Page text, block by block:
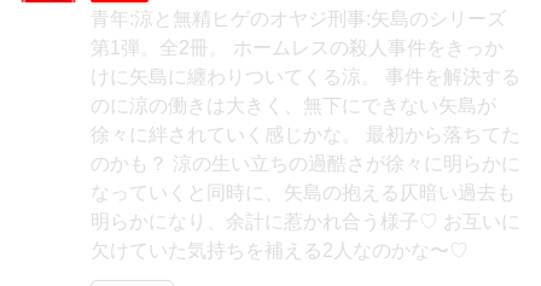
青年:涼と無精ヒゲのオヤジ刑事:矢島のシリーズ
第1弾。全2冊。 ホームレスの殺人事件をきっか
けに矢島に纏わりついてくる涼。 事件を解決する
のに涼の働きは大きく、無下にできない矢島が
徐々に絆されていく感じかな。 最初から落ちてた
のかも？ 涼の生い立ちの過酷さが徐々に明らかに
なっていくと同時に、矢島の抱える仄暗い過去も
明らかになり、余計に惹かれ合う様子♡ お互いに
欠けていた気持ちを補える2人なのかな〜♡